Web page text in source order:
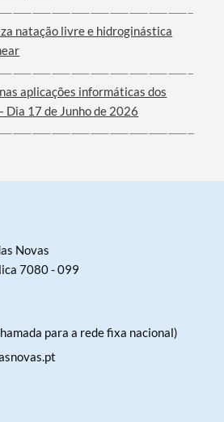
natação livre e hidroginástica
aplicações informáticas dos
Dia 17 de Junho de 2026
Novas
7080 - 099
para a rede fixa nacional)